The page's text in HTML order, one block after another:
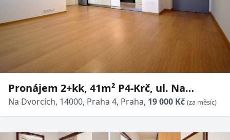
Pronájem 2+kk, 41m² P4-Krč, ul. Na
Dvorcích, po kompletní rekonstrukci,
klimatizace
Na Dvorcích, 14000, Praha 4, Praha, 19 000 Kč (za měsíc)